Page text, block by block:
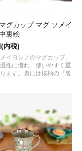
グカップ マグ ソメイ
裏絵
内税)
イヨシノのマグカップ。
性に優れ、使いやすく重
ます。裏には桜柄の『裏